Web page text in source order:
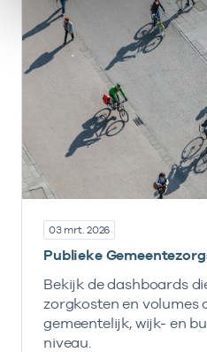
03 mrt. 2026
Publieke
Bekijk de dashboards
zorgkosten en volumes
gemeentelijk, wijk- en
niveau.